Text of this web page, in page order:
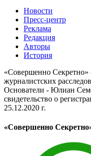
Новости
Пресс-центр
Реклама
Редакция
Авторы
История
«Совершенно Секретно»
журналистских
Основатели - Юлиан
свидетельство о
25.12.2020 г.
«Совершенно